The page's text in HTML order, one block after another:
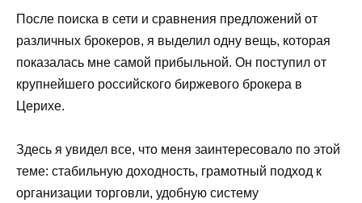
После поиска в сети и сравнения предложений от
различных брокеров, я выделил одну вещь, которая
показалась мне самой прибыльной. Он поступил от
крупнейшего российского биржевого брокера в
Церихе.
Здесь я увидел все, что меня заинтересовало по этой
теме: стабильную доходность, грамотный подход к
организации торговли, удобную систему